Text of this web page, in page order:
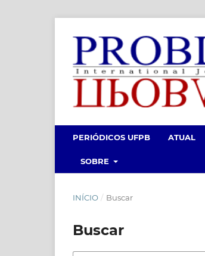
PERIÓDICOS UFPB ATUAL
SOBRE
INÍCIO / Buscar
Buscar